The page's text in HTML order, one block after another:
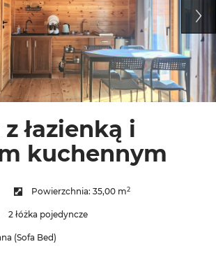
łazienką i
kuchennym
Powierzchnia: 35,00 m2
2 łóżka pojedyncze
(Sofa Bed)